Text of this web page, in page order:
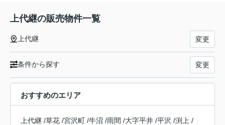
上代継の販売物件一覧
上代継 変更
条件から探す 変更
おすすめのエリア
上代継 /草花 /宮沢町 /牛沼 /雨間 /大字平井 /平沢 /渕上 /